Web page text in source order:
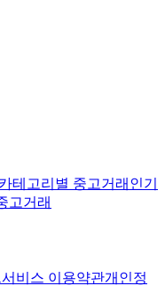
카테고리별 중고거래 인기
고거래
서비스 이용약관개인정